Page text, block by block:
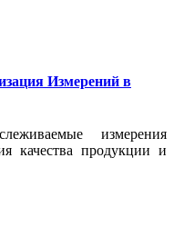
Измерений в
измерения
качества продукции и